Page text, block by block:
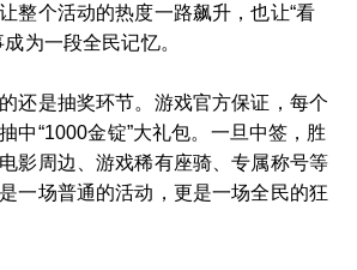
整个活动的热度一路飙升，也让“看
为一段全民记忆。
还是抽奖环节。游戏官方保证，每个
中“1000金锭”大礼包。一旦中签，胜
影周边、游戏稀有座骑、专属称号等
一场普通的活动，更是一场全民的狂